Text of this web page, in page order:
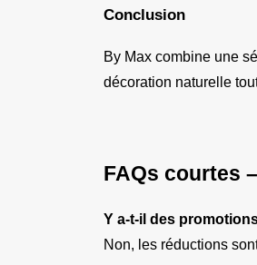
Conclusion
By Max combine une
décoration naturelle
FAQs courtes
Y a-t-il des
Non, les réductions